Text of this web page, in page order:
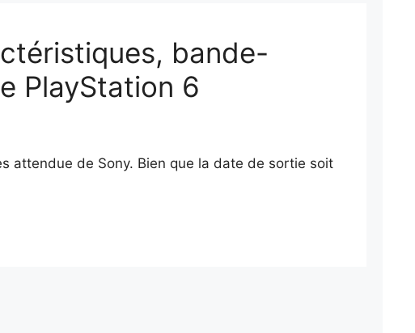
bande-
PlayStation 6
attendue de Sony. Bien que la date de sortie soit